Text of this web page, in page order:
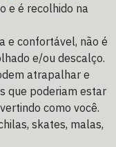
e é recolhido na
e confortável, não é
e/ou descalço.
atrapalhar e
que poderiam estar
como você.
skates, malas,